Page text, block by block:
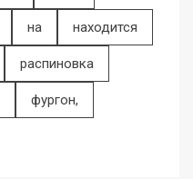
на находится
распиновка
фургон,